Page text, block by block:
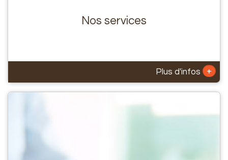
Nos services
Plus d'infos +